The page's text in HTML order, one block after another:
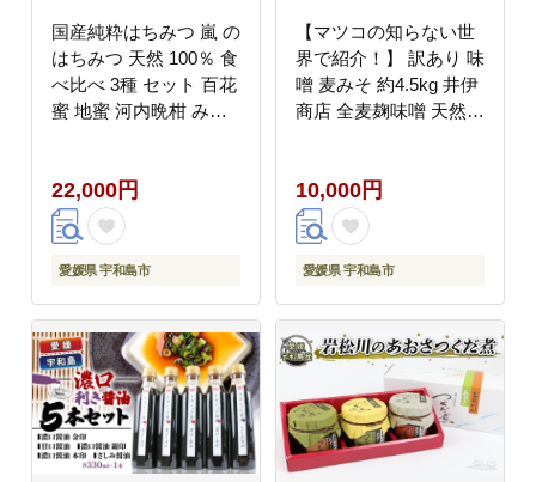
国産純粋はちみつ 嵐 の
はちみつ 天然 100％ 食
べ比べ 3種 セット 百花
蜜 地蜜 河内晩柑 みつ
天然 100% 天然はちみ
つ 百花はちみつ 蜜柑
みかん mikan 晩柑 日本
はちみつ 国産 愛媛 宇
22,000円
愛媛県 宇和島市
【マツコの知らない世
界で紹介！】 訳あり 味
噌 麦みそ 約4.5kg 井伊
商店 全麦麹味噌 天然醸
miso お味噌 おみそ 発
酵 発酵食品 加工食品
おすそ分け 発酵調味料
調味料 国内産原材料使
みそ汁 お味噌汁 豚汁
汁 味噌 数量限定 国内
産 国産 愛媛 宇和島
J010-108002
10,000円
愛媛県 宇和島市